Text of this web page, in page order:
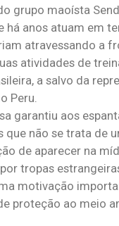
grupo maoísta
há anos atuam em
atravessando a
atividades de
a salvo da
Peru.
garantiu aos
que não se trata de
de aparecer na
tropas
motivação
proteção ao meio